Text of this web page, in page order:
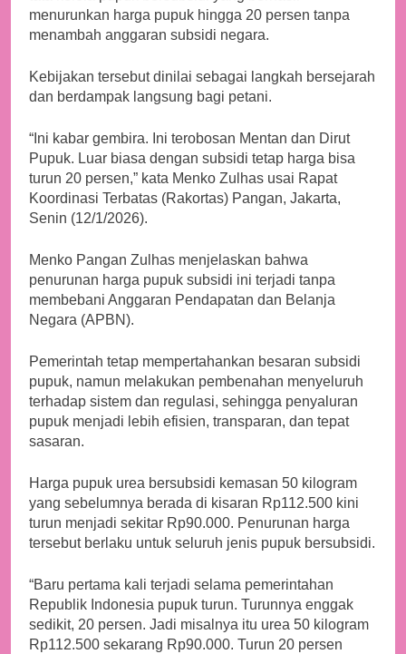
menurunkan harga pupuk hingga 20 persen tanpa
menambah anggaran subsidi negara.
Kebijakan tersebut dinilai sebagai langkah bersejarah
dan berdampak langsung bagi petani.
“Ini kabar gembira. Ini terobosan Mentan dan Dirut
Pupuk. Luar biasa dengan subsidi tetap harga bisa
turun 20 persen,” kata Menko Zulhas usai Rapat
Koordinasi Terbatas (Rakortas) Pangan, Jakarta,
Senin (12/1/2026).
Menko Pangan Zulhas menjelaskan bahwa
penurunan harga pupuk subsidi ini terjadi tanpa
membebani Anggaran Pendapatan dan Belanja
Negara (APBN).
Pemerintah tetap mempertahankan besaran subsidi
pupuk, namun melakukan pembenahan menyeluruh
terhadap sistem dan regulasi, sehingga penyaluran
pupuk menjadi lebih efisien, transparan, dan tepat
sasaran.
Harga pupuk urea bersubsidi kemasan 50 kilogram
yang sebelumnya berada di kisaran Rp112.500 kini
turun menjadi sekitar Rp90.000. Penurunan harga
tersebut berlaku untuk seluruh jenis pupuk bersubsidi.
“Baru pertama kali terjadi selama pemerintahan
Republik Indonesia pupuk turun. Turunnya enggak
sedikit, 20 persen. Jadi misalnya itu urea 50 kilogram
Rp112.500 sekarang Rp90.000. Turun 20 persen